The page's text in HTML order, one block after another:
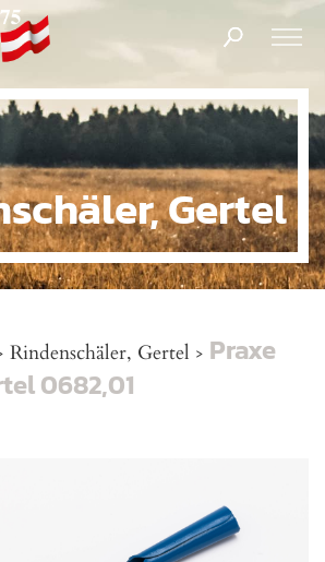
Products
search
Gertel
Rindenschäler, Gertel > Praxe
0682,01